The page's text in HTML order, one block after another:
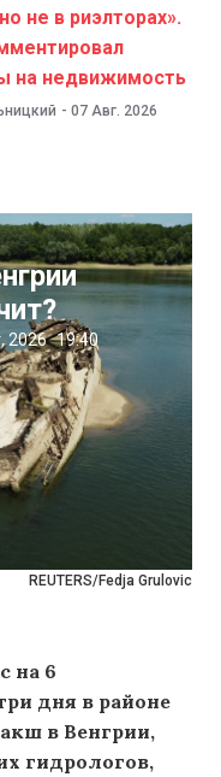
не в риэлторах».
на недвижимость
- 07 Авг. 2026
REUTERS/Fedja Grulovic
2026 19:40
на 6
дня в районе
в Венгрии,
гидрологов,